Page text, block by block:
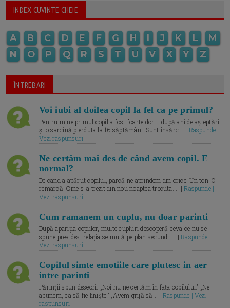
INDEX CUVINTE CHEIE
A B C D E F G H I J K L
M
N
O P Q R S T U V X Y Z
ÎNTREBARI
Voi iubi al doilea copil la fel ca pe primul?
Pentru mine primul copil a fost foarte dorit, după ani de așteptări
și o sarcină pierduta la 16 săptămâni. Sunt însărc... | Raspunde |
Vezi raspunsuri
Ne certăm mai des de când avem copil. E
normal?
De când a apărut copilul, parcă ne aprindem din orice. Un ton. O
remarcă. Cine s-a trezit din nou noaptea trecuta.... |Raspunde |
Vezi raspunsuri
Cum ramanem un cuplu, nu doar parinti
După apariția copiilor, multe cupluri descoperă ceva ce nu se
spune prea des: relația se mută pe plan secund. ... |Raspunde |
Vezi raspunsuri
Copilul simte emotiile care plutesc in aer
intre parinti
Părinții spun deseori: „Noi nu ne certăm în fața copilului.” „Ne
abținem, ca să fie liniște.” „Avem grijă să... | Raspunde | Vezi
raspunsuri